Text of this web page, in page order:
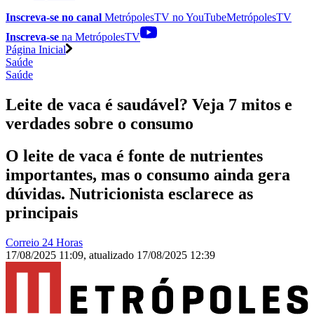
Inscreva-se no canal MetrópolesTV noYouTubeMetrópolesTV
Inscreva-se na MetrópolesTV
Página Inicial
Saúde
Saúde
Leite de vaca é saudável? Veja 7 mitos e
verdades sobre o consumo
O leite de vaca é fonte de nutrientes
importantes, mas o consumo ainda gera
dúvidas. Nutricionista esclarece as
principais
Correio 24 Horas
17/08/2025 11:09, atualizado 17/08/2025 12:39